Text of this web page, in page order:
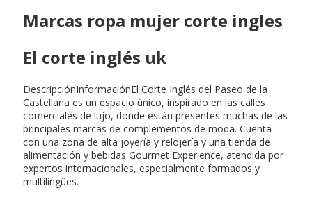
Marcas ropa mujer corte ingles
El corte inglés uk
DescripciónInformaciónEl Corte Inglés del Paseo de la
Castellana es un espacio único, inspirado en las calles
comerciales de lujo, donde están presentes muchas de las
principales marcas de complementos de moda. Cuenta
con una zona de alta joyería y relojería y una tienda de
alimentación y bebidas Gourmet Experience, atendida por
expertos internacionales, especialmente formados y
multilingües.